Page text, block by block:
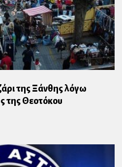
της Ξάνθης λόγω
της Θεοτόκου